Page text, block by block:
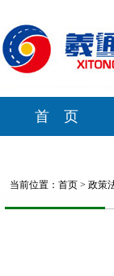
首 页
当前位置： 首页 > 政策